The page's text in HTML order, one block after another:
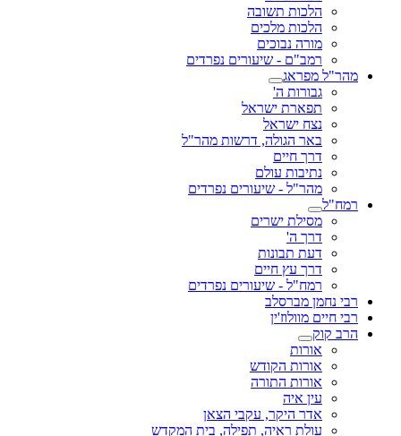
הלכות תשובה
הלכות מלכים
מורה נבוכים
רמב"ם - שיעורים נפרדים
מהר"ל מפראג
גבורות ה'
תפארת ישראל
נצח ישראל
באר הגולה, דרשות מהר"ל
דרך חיים
נתיבות עולם
מהר"ל - שיעורים נפרדים
רמח"ל
מסילת ישרים
דרך ה'
דעת תבונות
דרך עץ חיים
רמח"ל - שיעורים נפרדים
רבי נחמן מברסלב
רבי חיים מוולוז'ין
הרב קוק
אורות
אורות הקודש
אורות התורה
עין איה
אדר היקר, עקבי הצאן
עולת ראיה, תפילה, בית המקדש